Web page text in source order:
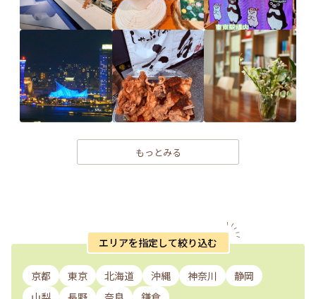
もっとみる
エリアを指定して絞り込む
京都 東京 北海道 沖縄 神奈川
静岡